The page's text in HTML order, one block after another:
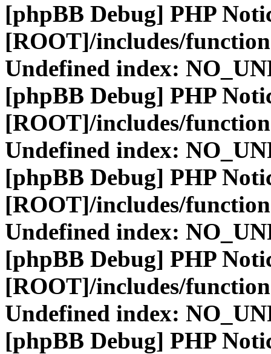
[phpBB Debug] PHP
[ROOT]/includes/
Undefined index:
[phpBB Debug] PHP
[ROOT]/includes/
Undefined index:
[phpBB Debug] PHP
[ROOT]/includes/
Undefined index:
[phpBB Debug] PHP
[ROOT]/includes/
Undefined index:
[phpBB Debug] PHP